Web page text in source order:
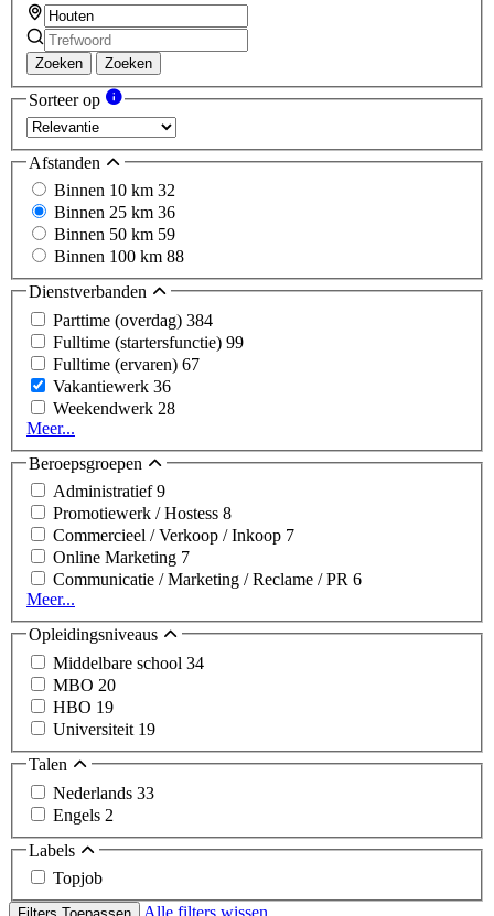
Zoeken Zoeken
Sorteer op
Afstanden
Binnen 10 km 32
Binnen 25 km 36
Binnen 50 km 59
Binnen 100 km 88
Dienstverbanden
Parttime (overdag) 384
Fulltime (startersfunctie) 99
Fulltime (ervaren) 67
Vakantiewerk 36
Weekendwerk 28
Meer...
Beroepsgroepen
Administratief9
Promotiewerk / Hostess 8
Commercieel / Verkoop / Inkoop 7
Online Marketing 7
Communicatie / Marketing / Reclame / PR 6
Meer...
Opleidingsniveaus
Middelbare school 34
MBO 20
HBO 19
Universiteit 19
Talen
Nederlands 33
Engels 2
Labels
Topjob